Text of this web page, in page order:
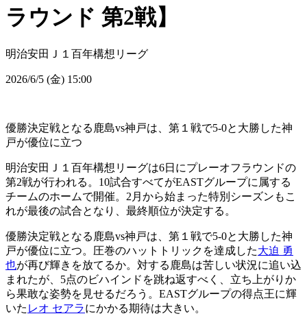
ラウンド 第2戦】
明治安田Ｊ１百年構想リーグ
2026/6/5 (金) 15:00
優勝決定戦となる鹿島vs神戸は、第１戦で5-0と大勝した神
戸が優位に立つ
明治安田Ｊ１百年構想リーグは6日にプレーオフラウンドの
第2戦が行われる。10試合すべてがEASTグループに属する
チームのホームで開催。2月から始まった特別シーズンもこ
れが最後の試合となり、最終順位が決定する。
優勝決定戦となる鹿島vs神戸は、第１戦で5-0と大勝した神
戸が優位に立つ。圧巻のハットトリックを達成した大迫 勇
也が再び輝きを放てるか。対する鹿島は苦しい状況に追い込
まれたが、5点のビハインドを跳ね返すべく、立ち上がりか
ら果敢な姿勢を見せるだろう。EASTグループの得点王に輝
いた レオ セアラにかかる期待は大きい。